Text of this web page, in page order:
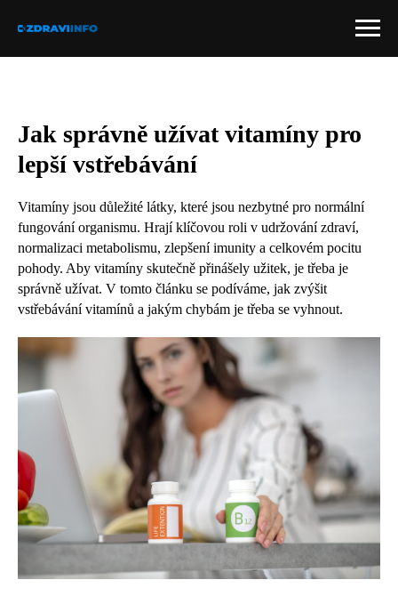
Jak správně užívat vitamíny pro
lepší vstřebávání
Vitamíny jsou důležité látky, které jsou nezbytné pro normální
fungování organismu. Hrají klíčovou roli v udržování zdraví,
normalizaci metabolismu, zlepšení imunity a celkovém pocitu
pohody. Aby vitamíny skutečně přinášely užitek, je třeba je
správně užívat. V tomto článku se podíváme, jak zvýšit
vstřebávání vitamínů a jakým chybám je třeba se vyhnout.